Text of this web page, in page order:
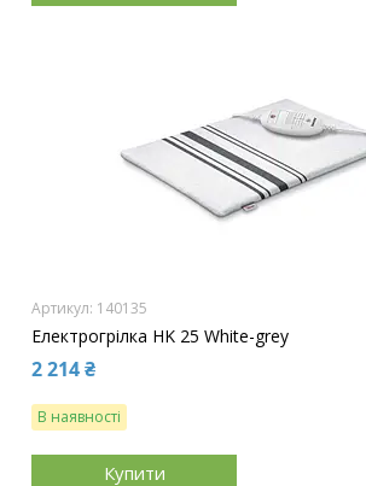
140135
Електрогрілка HK 25 White-grey
2 214 ₴
В наявності
Купити